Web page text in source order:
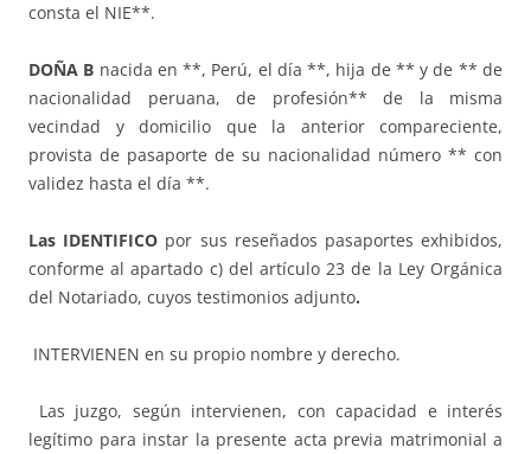
consta el NIE**.
DOÑA B nacida en **, Perú, el día **, hija de ** y de ** de
nacionalidad peruana, de profesión** de la misma
vecindad y domicilio que la anterior compareciente,
provista de pasaporte de su nacionalidad número ** con
validez hasta el día **.
Las IDENTIFICO por sus reseñados pasaportes exhibidos,
conforme al apartado c) del artículo 23 de la Ley Orgánica
del Notariado, cuyos testimonios adjunto.
INTERVIENEN en su propio nombre y derecho.
Las juzgo, según intervienen, con capacidad e interés
legítimo para instar la presente acta previa matrimonial a